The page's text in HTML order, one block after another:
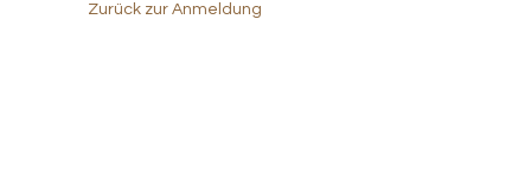
Zurück zur Anmeldung